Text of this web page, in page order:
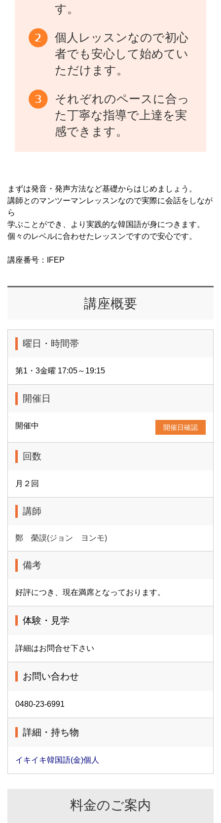
す。
個人レッスンなので初心
者でも安心して始めてい
ただけます。
それぞれのペースに合っ
た丁寧な指導で上達を実
感できます。
まずは発音・発声方法など基礎からはじめましょう。
講師とのマンツーマンレッスンなので実際に会話をしなが
ら
学ぶことができ、より実践的な韓国語が身につきます。
個々のレベルに合わせたレッスンですので安心です。
講座番号：IFEP
講座概要
曜日・時間帯
第1・3金曜 17:05～19:15
開催日
開催中 開催日確認
回数
月２回
講師
鄭 榮謨(ジョン ヨンモ)
備考
好評につき、現在満席となっております。
体験・見学
詳細はお問合せ下さい
お問い合わせ
0480-23-6991
詳細・持ち物
イキイキ韓国語(金)個人
料金のご案内